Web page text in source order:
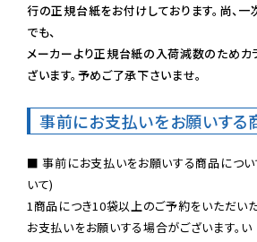
行の正規台紙をお付けしております。尚、
でも、
メーカーより正規台紙の入荷減数のためカ
ざいます。予めご了承下さいませ。
事前にお支払いをお願いする
■ 事前にお支払いをお願いする商品につ
いて)
1商品につき10袋以上のご予約をいただい
お支払いをお願いする場合がございます。い